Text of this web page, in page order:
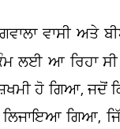
ਵਾਸੀ
ਲਈ ਆ ਰਿਹਾ
ਹੋ ਗਿਆ, ਜਦੋਂ
ਗਿਆ,